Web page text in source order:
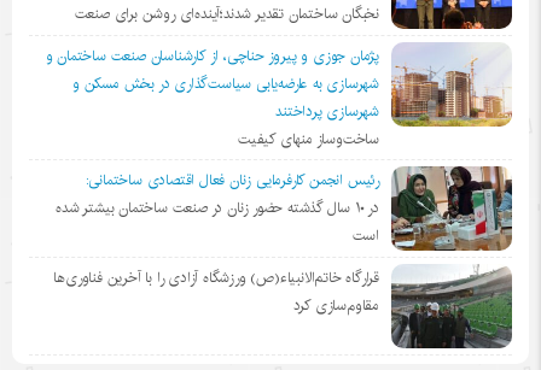
نخبگان ساختمان تقدیر شدند؛آینده‌ای روشن برای صنعت
پژمان جوزی و پیروز حناچی، از کارشناسان صنعت ساختمان و
شهرسازی به عارضه‌یابی سیاست‌گذاری در بخش مسکن و
شهرسازی پرداختند
ساخت‌وساز منهای کیفیت
رئیس انجمن کارفرمایی زنان فعال اقتصادی ساختمانی:
در ١٠ سال گذشته حضور زنان در صنعت ساختمان بیشتر شده
است
قرارگاه خاتم‌الانبیاء(ص) ورزشگاه آزادی را با آخرین فناوری‌ها
مقاوم‌سازی کرد